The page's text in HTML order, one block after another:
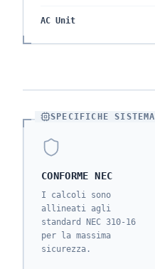
AC Unit
SPECIFICHE SISTEMA
CONFORME NEC
I calcoli sono
allineati agli
standard NEC 310-16
per la massima
sicurezza.